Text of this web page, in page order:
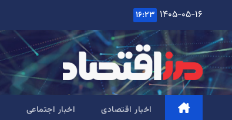
content
۱۴۰۵-۰۵-۱۶ ۱۶:۲۳
اخبار اقتصادی اخبار اجتماعی